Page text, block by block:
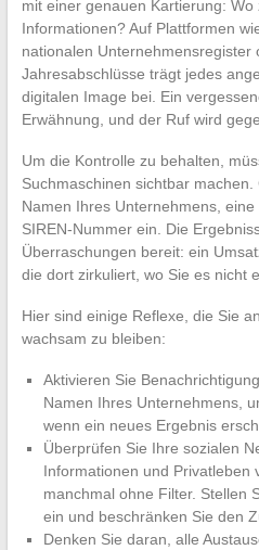
mit einer genauen Kartierung:
Informationen? Auf Plattformen
nationalen Unternehmensregister
Jahresabschlüsse trägt jedes
digitalen Image bei. Ein
Erwähnung, und der Ruf wird
Um die Kontrolle zu behalten,
Suchmaschinen sichtbar
Namen Ihres Unternehmens,
SIREN-Nummer ein. Die
Überraschungen bereit: ein
die dort zirkuliert, wo Sie es nicht
Hier sind einige Reflexe, die Sie
wachsam zu bleiben:
Aktivieren Sie
Namen Ihres Unternehmens,
wenn ein neues Ergebnis
Überprüfen Sie Ihre sozialen
Informationen und Privatleben
manchmal ohne Filter. Stellen
ein und beschränken Sie den
Denken Sie daran, alle